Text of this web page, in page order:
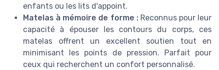
enfants ou les lits d'appoint.
Matelas à mémoire de forme :Reconnus pour leur
capacité à épouser les contours du corps, ces
matelas offrent un excellent soutien tout en
minimisant les points de pression. Parfait pour
ceux qui recherchent un confort personnalisé.